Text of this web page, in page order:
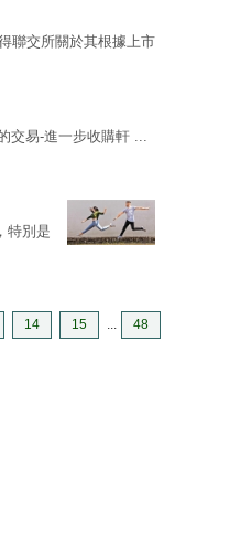
聯交所關於其根據上市
交易-進一步收購軒 ...
特別是
14 15 48